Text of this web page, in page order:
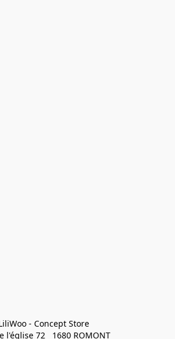
- Concept Store
l'église 72   1680 ROMONT